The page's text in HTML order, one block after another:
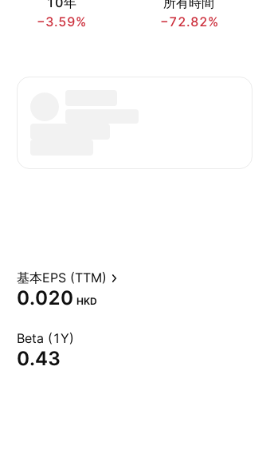
−3.59%
−72.82%
基本EPS (TTM)
0.020 HKD
Beta (1Y)
0.43